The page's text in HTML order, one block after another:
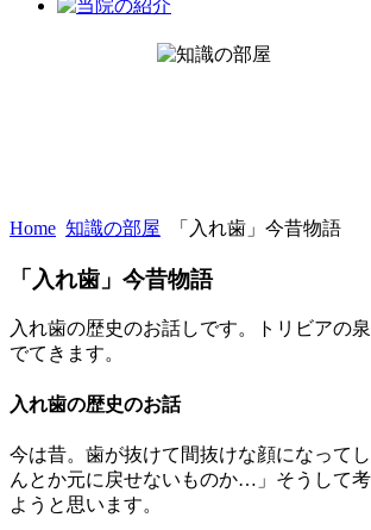
Home 知識の部屋 「入れ歯」今昔物語
「入れ歯」今昔物語
入れ歯の歴史のお話しです。トリビアの
でてきます。
入れ歯の歴史のお話
今は昔。歯が抜けて間抜けな顔になって
んとか元に戻せないものか…」そうして
ようと思います。